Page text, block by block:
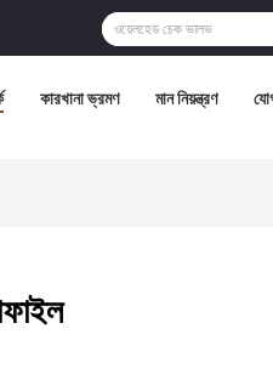
কারখানা ভ্রমণ মান নিয়ন্ত্রণ